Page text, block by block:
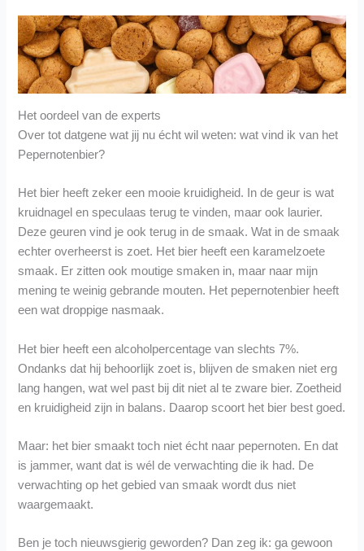
Het oordeel van de experts
Over tot datgene wat jij nu écht wil weten: wat vind ik van het
Pepernotenbier?
Het bier heeft zeker een mooie kruidigheid. In de geur is wat
kruidnagel en speculaas terug te vinden, maar ook laurier.
Deze geuren vind je ook terug in de smaak. Wat in de smaak
echter overheerst is zoet. Het bier heeft een karamelzoete
smaak. Er zitten ook moutige smaken in, maar naar mijn
mening te weinig gebrande mouten. Het pepernotenbier heeft
een wat droppige nasmaak.
Het bier heeft een alcoholpercentage van slechts 7%.
Ondanks dat hij behoorlijk zoet is, blijven de smaken niet erg
lang hangen, wat wel past bij dit niet al te zware bier. Zoetheid
en kruidigheid zijn in balans. Daarop scoort het bier best goed.
Maar: het bier smaakt toch niet écht naar pepernoten. En dat
is jammer, want dat is wél de verwachting die ik had. De
verwachting op het gebied van smaak wordt dus niet
waargemaakt.
Ben je toch nieuwsgierig geworden? Dan zeg ik: ga gewoon